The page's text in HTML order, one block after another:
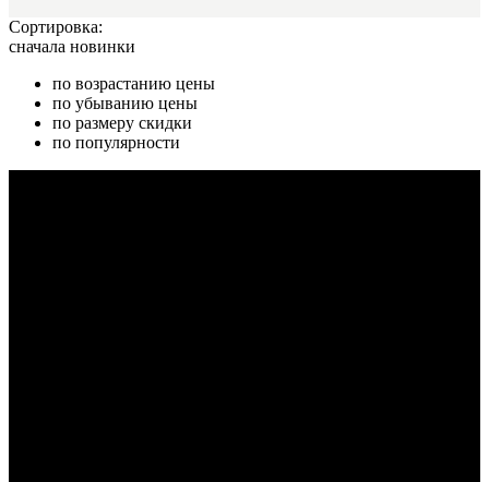
Сортировка:
сначала новинки
по возрастанию цены
по убыванию цены
по размеру скидки
по популярности